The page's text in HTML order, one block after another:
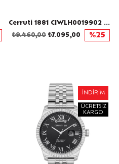
Cerruti 1881 CIWLH0019902 Kadın Kol Saati
₺7.095,00
₺9.460,00 %25
İNDIRIM
ÜCRETSIZ
KARGO